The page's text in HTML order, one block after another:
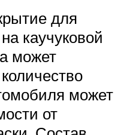
для
каучуковой
может
может
от